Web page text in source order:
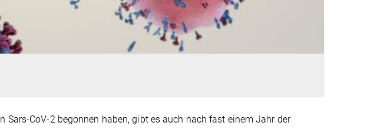
Sars-CoV-2 begonnen haben, gibt es auch nach fast einem Jahr der